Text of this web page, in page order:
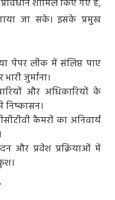
शामिल किए गए हैं,
जा सके। इसके प्रमुख
पेपर लीक में संलिप्त पाए
जुर्माना।
और अधिकारियों के
कैमरों का अनिवार्य
और प्रवेश प्रक्रियाओं में